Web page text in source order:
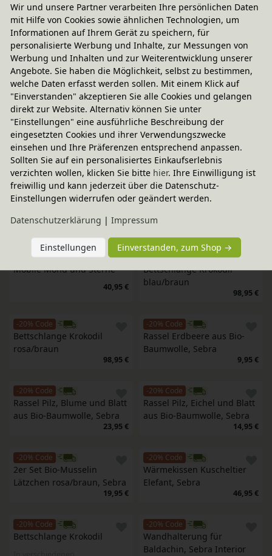
2er Set Wickelunterlage
Musselin
In verschiedenen
Farben
33,95 €
2er Set Wickelunterlage
Musselin
In verschiedenen
Farben
-20% Code
2er Set Wickelunterlage
Musselin
In verschiedenen
Farben
33,95 €
-20% Code
Wimpelkette blau/braun
-20% Code
Wimpelkette rosa/braun
23,95 €
-20% Code
Messleiste
36,95 €
-20% Code
Schnuffeltuch Elefant Finley
26,95 €
-20% Code
-20% Code
Mobile Mond und Sterne
40,95 €
-20% Code
Bettschlange Krokodil
blau/braun
98,95 €
-20% Code
Bettschlange Krokodil
rosa/braun
98,95 €
-20% Code
Rassel Erdbeere aus Bio-
Baumwolle, Sebra
9,95 €
-20% Code
Rassel Pilz, Blume und Blatt
aus Bio-Baumwolle, Sebra
23,95 €
-20% Code
Rassel Pilz, Eichel und Blatt
aus Bio-Baumwolle, Sebra
14,95 €
-20% Code
2er Set Bio-Musselin
Lätzchen rosa/braun, Sebra
19,95 €
-20% Code
Wärmekissen Kuscheltier
Elefant, Sebra
46,95 €
-20% Code
Bettschlange Krokodil
-20% Code
Wandhalterung für
Baldachin, Sebra Interior
Wir und unsere Partner verarbeiten Ihre persönlichen Daten
mit Hilfe von Cookies sowie ähnlichen Technologien, um
Informationen auf Ihrem Gerät zu speichern, für
personalisierte Werbung und Inhalte, zur Messungen von
Werbung und Inhalten und zur Weiterentwicklung unserer
Angebote. Sie haben die Möglichkeit, selbst zu bestimmen,
welche Daten erfasst werden sollen. Mit einem Klick auf
"Einverstanden" akzeptieren Sie alle Cookies und gelangen
direkt zur Website. Alternativ können Sie unter
"Einstellungen" eine ausführliche Beschreibung der
eingesetzten Cookies und ihrer Verwendungszwecke
einsehen und Ihre Präferenzen entsprechend anpassen.
Sollten Sie auf ein personalisiertes Einkaufserlebnis
verzichten wollen, klicken Sie bitte hier. Ihre Einwilligung ist
freiwillig und kann jederzeit über die Datenschutz-
Einstellungen widerrufen oder geändert werden.
Daten­schutz­erklärung | Impressum
Einstellungen Einverstanden, zum Shop →